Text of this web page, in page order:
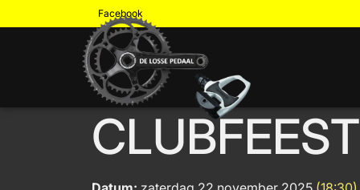
Facebook
CLUBFEEST